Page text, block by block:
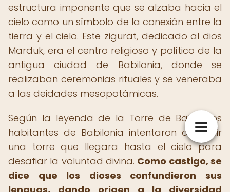
estructura imponente que se alzaba hacia el
cielo como un símbolo de la conexión entre la
tierra y el cielo. Este zigurat, dedicado al dios
Marduk, era el centro religioso y político de la
antigua ciudad de Babilonia, donde se
realizaban ceremonias rituales y se veneraba
a las deidades mesopotámicas.
Según la leyenda de la Torre de Babel, los
habitantes de Babilonia intentaron construir
una torre que llegara hasta el cielo para
desafiar la voluntad divina. Como castigo, se
dice que los dioses confundieron sus